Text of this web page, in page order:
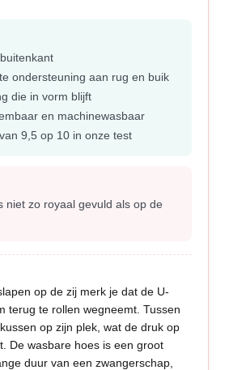
ondersteuning aan rug en buik
die in vorm blijft
en machinewasbaar
9,5 op 10 in onze test
niet zo royaal gevuld als op de
op de zij merk je dat de U-
terug te rollen wegneemt. Tussen
op zijn plek, wat de druk op
De wasbare hoes is een groot
duur van een zwangerschap,